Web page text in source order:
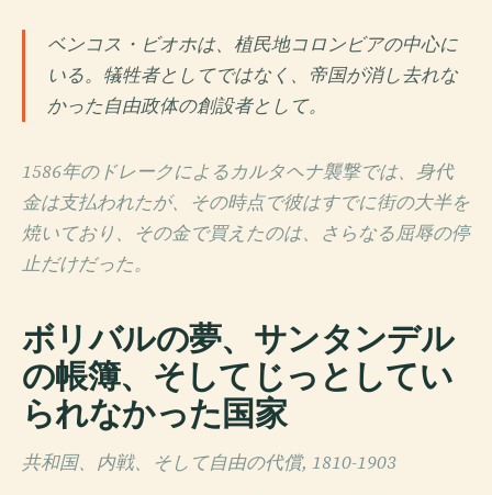
ベンコス・ビオホは、植民地コロンビアの中心に
いる。犠牲者としてではなく、帝国が消し去れな
かった自由政体の創設者として。
1586年のドレークによるカルタヘナ襲撃では、身代
金は支払われたが、その時点で彼はすでに街の大半を
焼いており、その金で買えたのは、さらなる屈辱の停
止だけだった。
ボリバルの夢、サンタンデル
の帳簿、そしてじっとしてい
られなかった国家
共和国、内戦、そして自由の代償, 1810-1903